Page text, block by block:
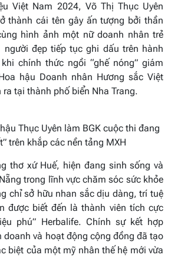
Việt Nam 2024, Võ Thị Thục Uyên
thành cái tên gây ấn tượng bởi thần
hình ảnh một nữ doanh nhân trẻ
người đẹp tiếp tục ghi dấu trên hành
chính thức ngồi “ghế nóng” giám
hậu Doanh nhân Hương sắc Việt
ra tại thành phố biển Nha Trang.
Thục Uyên làm BGK cuộc thi đang
trên khắp các nền tảng MXH
thơ xứ Huế, hiện đang sinh sống và
trong lĩnh vực chăm sóc sức khỏe
chỉ sở hữu nhan sắc dịu dàng, trí tuệ
được biết đến là thành viên tích cực
phú” Herbalife. Chính sự kết hợp
doanh và hoạt động cộng đồng đã tạo
biệt của một mỹ nhân thế hệ mới vừa